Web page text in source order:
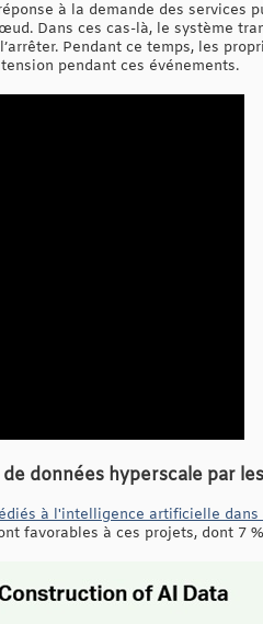
à la demande des services
Dans ces cas-là, le système
Pendant ce temps, les
pendant ces événements.
données hyperscale par
à l'intelligence artificielle dans
favorables à ces projets, dont 7